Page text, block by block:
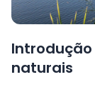
naturais